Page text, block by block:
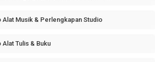
Musik & Perlengkapan Studio
Tulis & Buku